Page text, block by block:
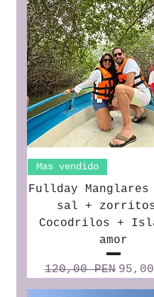
Mas vendido
Fullday Manglares
sal +
Cocodrilos +
amor
Precio
120,00 PEN 95,00